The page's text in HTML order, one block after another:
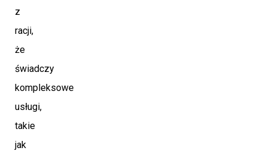
z
racji,
że
świadczy
kompleksowe
usługi,
takie
jak